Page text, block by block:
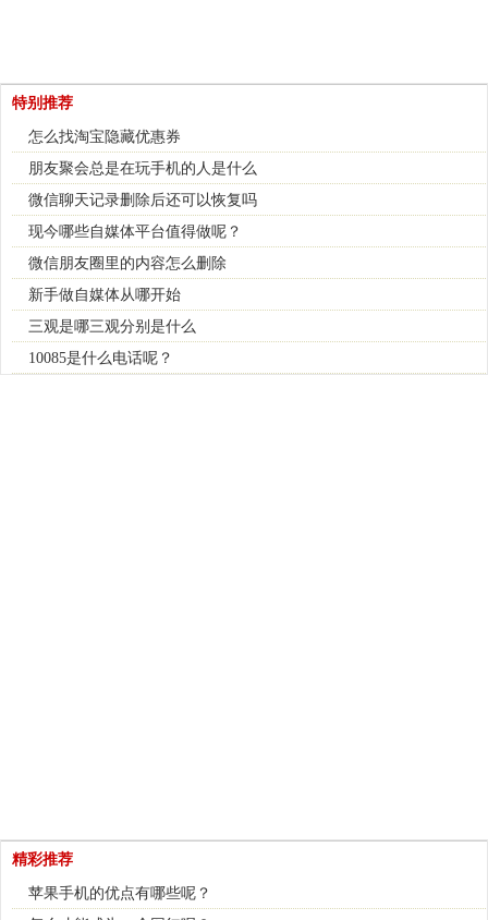
特别推荐
怎么找淘宝隐藏优惠券
朋友聚会总是在玩手机的人是什么
微信聊天记录删除后还可以恢复吗
现今哪些自媒体平台值得做呢？
微信朋友圈里的内容怎么删除
新手做自媒体从哪开始
三观是哪三观分别是什么
10085是什么电话呢？
精彩推荐
苹果手机的优点有哪些呢？